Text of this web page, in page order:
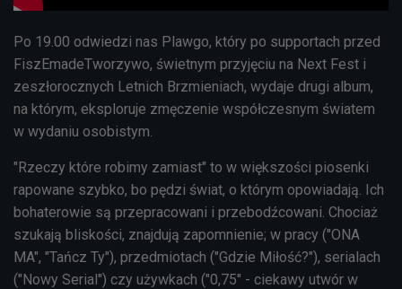
Po 19.00 odwiedzi nas Plawgo, który po supportach przed
FiszEmadeTworzywo, świetnym przyjęciu na Next Fest i
zeszłorocznych Letnich Brzmieniach, wydaje drugi album,
na którym, eksploruje zmęczenie współczesnym światem
w wydaniu osobistym.
"Rzeczy które robimy zamiast" to w większości piosenki
rapowane szybko, bo pędzi świat, o którym opowiadają. Ich
bohaterowie są przepracowani i przebodźcowani. Chociaż
szukają bliskości, znajdują zapomnienie; w pracy ("ONA
MA", "Tańcz Ty"), przedmiotach ("Gdzie Miłość?"), serialach
("Nowy Serial") czy używkach ("0,75" - ciekawy utwór w